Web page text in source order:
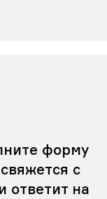
форму
с
ответит на